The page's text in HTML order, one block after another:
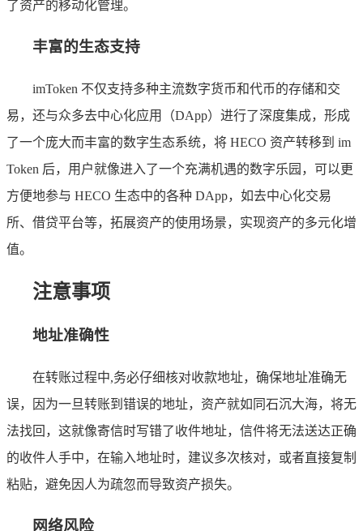
了资产的移动化管理。
丰富的生态支持
imToken 不仅支持多种主流数字货币和代币的存储和交
易，还与众多去中心化应用（DApp）进行了深度集成，形成
了一个庞大而丰富的数字生态系统，将 HECO 资产转移到 im
Token 后，用户就像进入了一个充满机遇的数字乐园，可以更
方便地参与 HECO 生态中的各种 DApp，如去中心化交易
所、借贷平台等，拓展资产的使用场景，实现资产的多元化增
值。
注意事项
地址准确性
在转账过程中,务必仔细核对收款地址，确保地址准确无
误，因为一旦转账到错误的地址，资产就如同石沉大海，将无
法找回，这就像寄信时写错了收件地址，信件将无法送达正确
的收件人手中，在输入地址时，建议多次核对，或者直接复制
粘贴，避免因人为疏忽而导致资产损失。
网络风险